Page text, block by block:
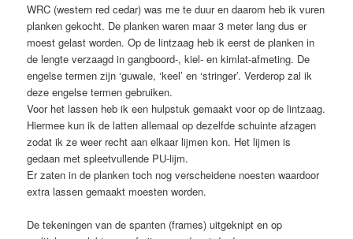
WRC (western red cedar) was me te duur en daarom heb ik vuren
planken gekocht. De planken waren maar 3 meter lang dus er
moest gelast worden. Op de lintzaag heb ik eerst de planken in
de lengte verzaagd in gangboord-, kiel- en kimlat-afmeting. De
engelse termen zijn ‘guwale, ‘keel’ en ‘stringer’. Verderop zal ik
deze engelse termen gebruiken.
Voor het lassen heb ik een hulpstuk gemaakt voor op de lintzaag.
Hiermee kun ik de latten allemaal op dezelfde schuinte afzagen
zodat ik ze weer recht aan elkaar lijmen kon. Het lijmen is
gedaan met spleetvullende PU-lijm.
Er zaten in de planken toch nog verscheidene noesten waardoor
extra lassen gemaakt moesten worden.
De tekeningen van de spanten (frames) uitgeknipt en op